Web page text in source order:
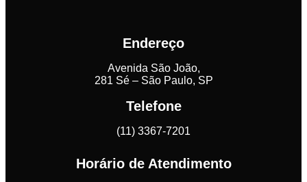
Endereço
Avenida São João,
281 Sé – São Paulo, SP
Telefone
(11) 3367-7201
Horário de Atendimento